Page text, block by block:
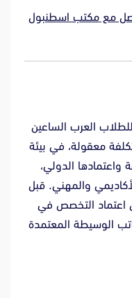
معمكتب اسطنبول
للطلاب العرب الساعين
معقولة، في بيئة
واعتمادها الدولي،
والمهني. قبل
اعتماد التخصص في
الوسيطة المعتمدة